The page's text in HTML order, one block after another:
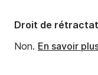
Droit de
Non. En savoir